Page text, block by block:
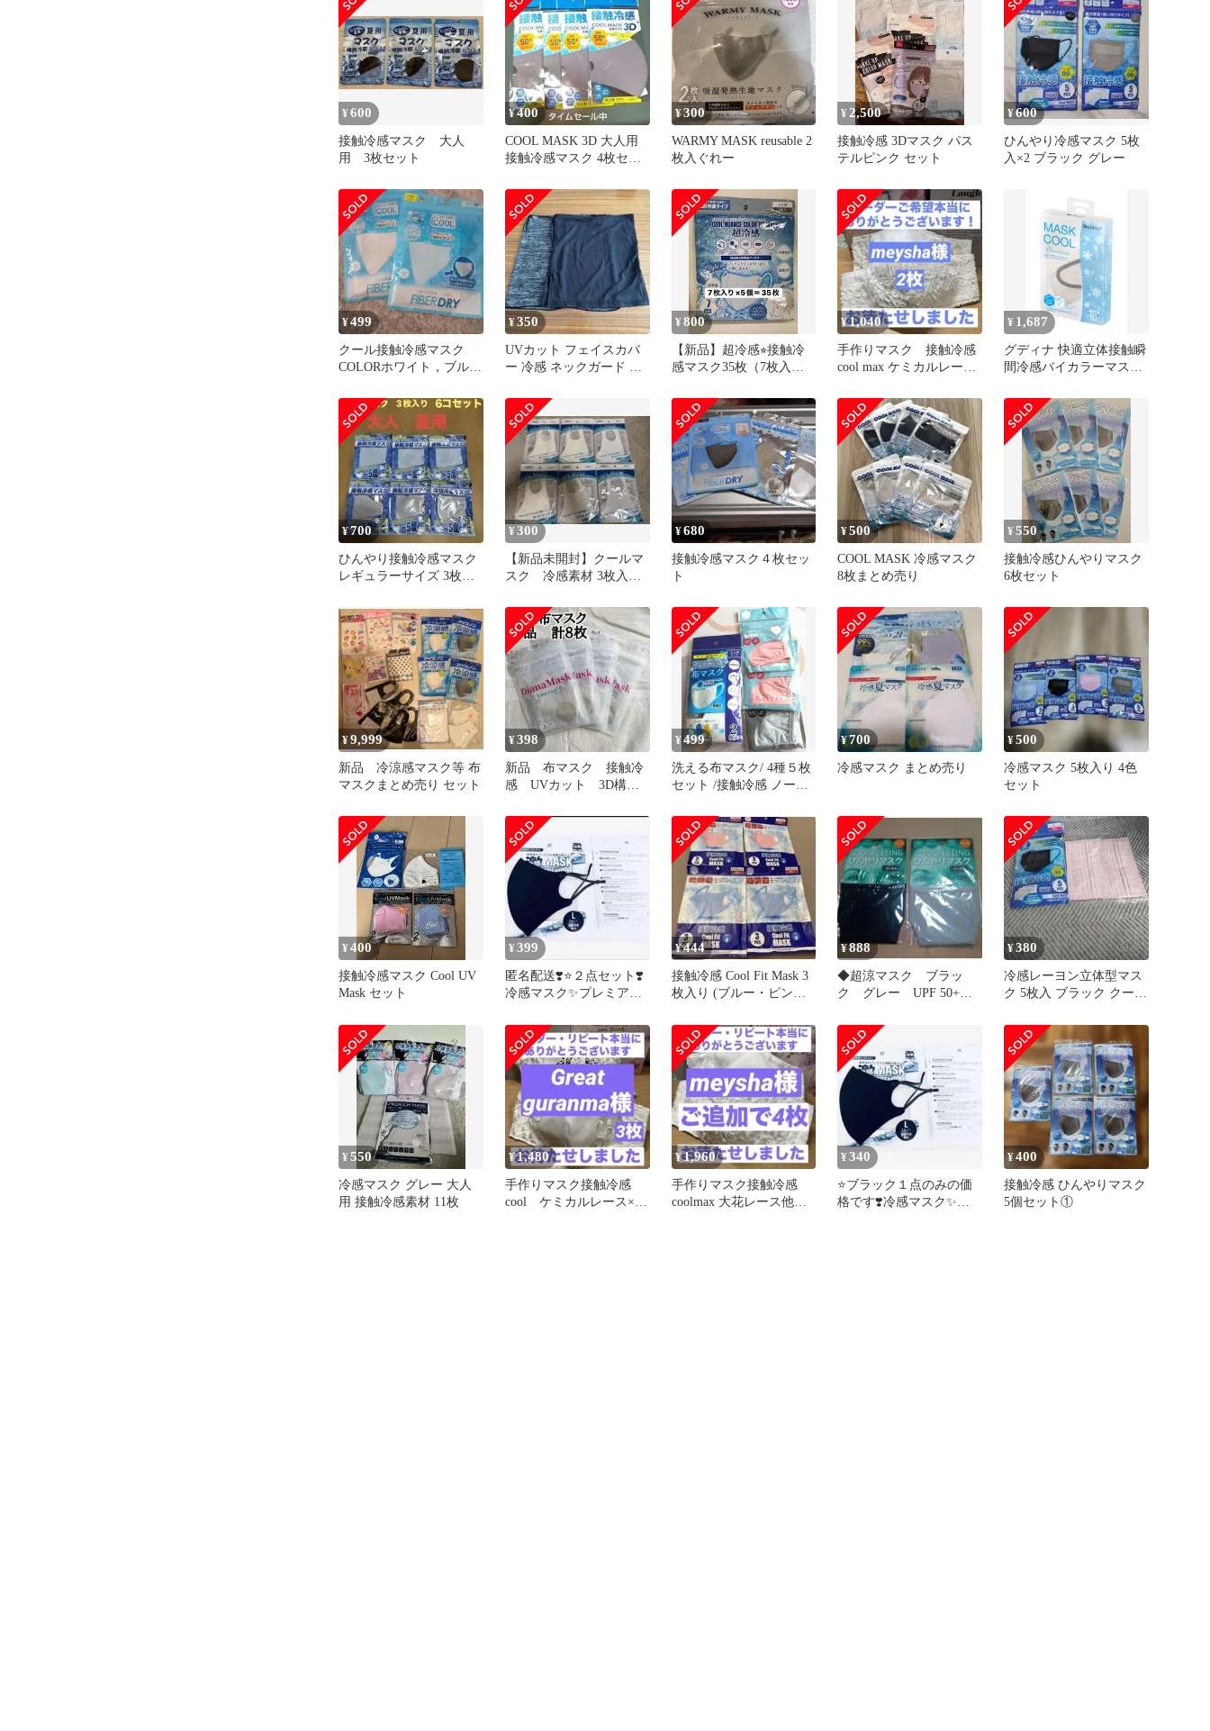
¥600
接触冷感マスク 大人
用 3枚セット
¥400
COOL MASK 3D 大人用
接触冷感マスク 4枚セッ
¥300
WARMY MASK reusable 2
枚入ぐれー
¥ 2,500
接触冷感 3Dマスク パス
テルピンク セット
¥600
ひんやり冷感マスク 5枚
入×2 ブラック グレー
¥499
クール接触冷感マスク
COLORホワイト，ブル
めて
¥350
UVカット フェイスカバ
ー 冷感 ネックガード 日
対策
¥800
【新品】超冷感⭐︎接触冷
感マスク35枚（7枚入り
性能
¥1,040
手作りマスク 接触冷感
cool max ケミカルレース
ス
¥ 1,687
グディナ 快適立体接触瞬
間冷感バイカラーマスク
ールマスク
¥700
ひんやり接触冷感マスク
レギュラーサイズ 3枚入
¥300
【新品未開封】クールマ
スク 冷感素材 3枚入
¥680
接触冷感マスク４枚セッ
ト
¥500
COOL MASK 冷感マスク
8枚まとめ売り
¥550
接触冷感ひんやりマスク
6枚セット
¥9,999
新品 冷涼感マスク等 布
マスクまとめ売り セット
¥398
新品 布マスク 接触冷
感 UVカット 3D構
乾 8枚セット
¥499
洗える布マスク/ 4種５枚
セット /接触冷感 ノーズ
¥700
冷感マスク まとめ売り
¥500
冷感マスク 5枚入り 4色
セット
¥400
接触冷感マスク Cool UV
Mask セット
¥399
匿名配送❣️⭐️２点セット❣️
冷感マスク✨プレミアム
やり❗️❗️
¥444
接触冷感 Cool Fit Mask 3
枚入り (ブルー・ピンク)
¥888
◆超涼マスク ブラッ
ク グレー UPF 50+
¥380
冷感レーヨン立体型マス
ク 5枚入 ブラック クール
¥550
冷感マスク グレー 大人
用 接触冷感素材 11枚
¥1,480
手作りマスク接触冷感
cool ケミカルレース×
¥1,960
手作りマスク接触冷感
coolmax 大花レース他／
¥340
⭐️ブラック１点のみの価
格です❣️冷感マスク✨プ
¥400
接触冷感 ひんやりマスク
5個セット①